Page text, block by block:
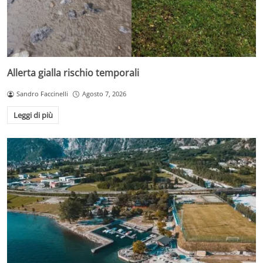
Allerta gialla rischio temporali
Sandro Faccinelli Agosto 7, 2026
Leggi di più